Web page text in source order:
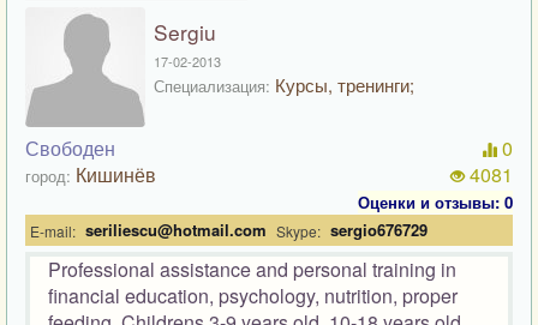
Sergiu
17-02-2013
Специализация: Курсы, тренинги;
Свободен
город: Кишинёв
0
4081
Оценки и отзывы: 0
E-mail: seriliescu@hotmail.com Skype: sergio676729
Professional assistance and personal training in
financial education, psychology, nutrition, proper